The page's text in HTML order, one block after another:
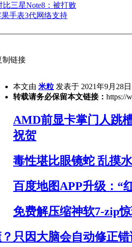
比三星Note8：被打败
手表3代网络支持
制链接
本文由 米粒 发表于 2021年9月28
转载请务必保留本文链接： https://
AMD前显卡掌门人跳
祝贺
毒性堪比眼镜蛇 乱摸
百度地图APP升级：“
免费解压缩神软7-zip
只因大脑会自动修正错